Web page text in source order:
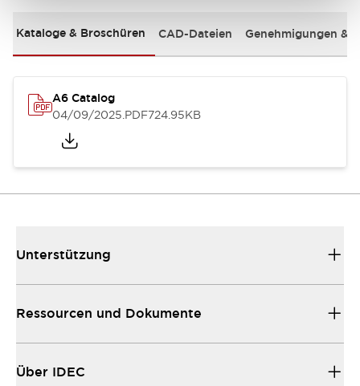
Kataloge & Broschüren CAD-Dateien Genehmigungen &
A6 Catalog
04/09/2025.PDF724.95KB
Unterstützung
Ressourcen und Dokumente
Über IDEC